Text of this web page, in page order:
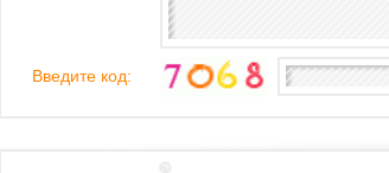
Введите код: